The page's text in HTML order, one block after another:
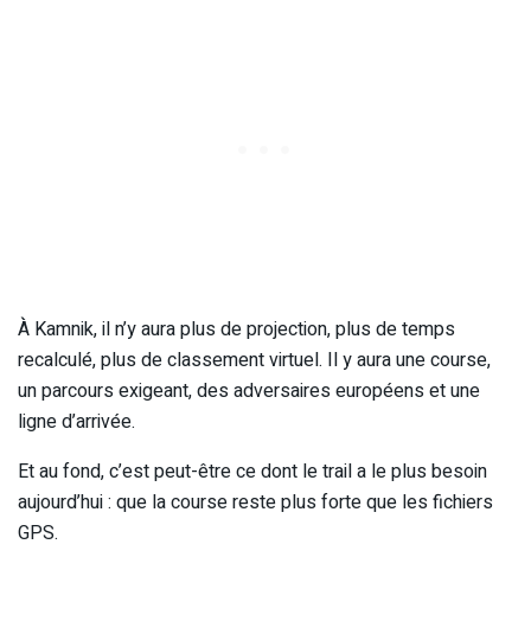
À Kamnik, il n’y aura plus de projection, plus de temps
recalculé, plus de classement virtuel. Il y aura une course,
un parcours exigeant, des adversaires européens et une
ligne d’arrivée.
Et au fond, c’est peut-être ce dont le trail a le plus besoin
aujourd’hui : que la course reste plus forte que les fichiers
GPS.